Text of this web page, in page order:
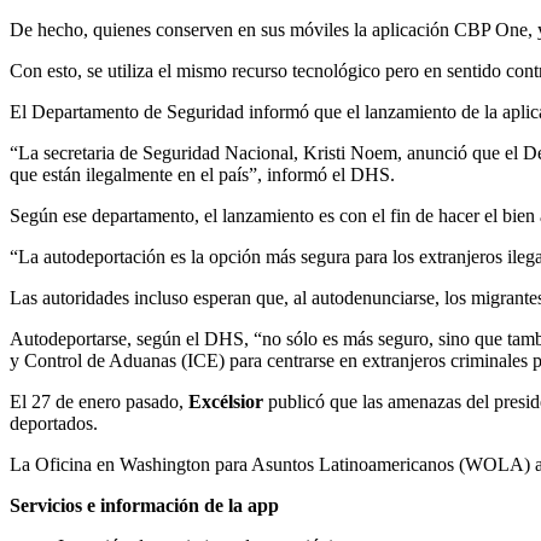
De hecho, quienes conserven en sus móviles la aplicación CBP
Con esto, se utiliza el mismo recurso tecnológico pero en sentido
El Departamento de Seguridad informó que el lanzamiento de la
“La secretaria de Seguridad Nacional, Kristi Noem, anunció que el
que están ilegalmente en el país”, informó el DHS.
Según ese departamento, el lanzamiento es con el fin de hacer el
“La autodeportación es la opción más segura para los extranjeros
Las autoridades incluso esperan que, al autodenunciarse, los
Autodeportarse, según el DHS, “no sólo es más seguro, sino que
y Control de Aduanas (ICE) para centrarse en extranjeros criminales
El 27 de enero pasado, Excélsior publicó que las amenazas del
deportados.
La Oficina en Washington para Asuntos Latinoamericanos (WOLA)
Servicios e información de la app